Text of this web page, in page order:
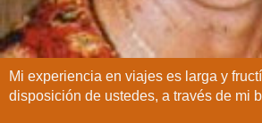
Mi experiencia en viajes es larga y
disposición de ustedes, a través de mi